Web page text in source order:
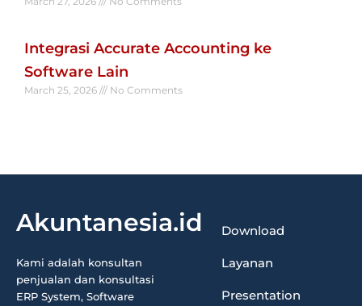
Integrasi Accurate Accounting ke
Software Lain
March 25, 2026 No Comments
Akuntanesia.id
Kami adalah konsultan
penjualan dan konsultasi
ERP System, Software
Download
Layanan
Presentation